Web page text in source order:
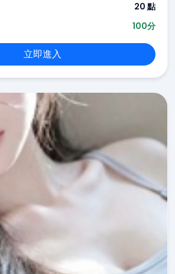
20 點
100分
立即進入